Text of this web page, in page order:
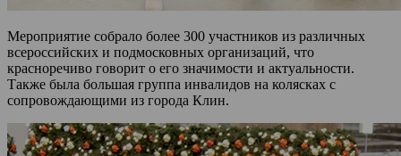
Мероприятие собрало более 300 участников из различных
всероссийских и подмосковных организаций, что
красноречиво говорит о его значимости и актуальности.
Также была большая группа инвалидов на колясках с
сопровождающими из города Клин.